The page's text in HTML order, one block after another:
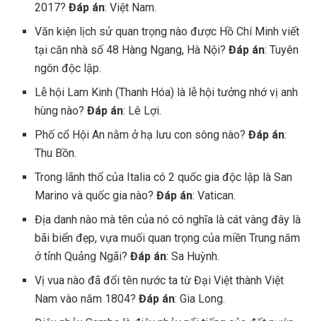
2017?Đáp án: Việt Nam.
Văn kiện lịch sử quan trọng nào được Hồ Chí Minh viết
tại căn nhà số 48 Hàng Ngang, Hà Nội?Đáp án: Tuyên
ngôn độc lập.
Lễ hội Lam Kinh (Thanh Hóa) là lễ hội tưởng nhớ vị anh
hùng nào?Đáp án: Lê Lợi.
Phố cổ Hội An nằm ở hạ lưu con sông nào?Đáp án:
Thu Bồn.
Trong lãnh thổ của Italia có 2 quốc gia độc lập là San
Marino và quốc gia nào?Đáp án: Vatican.
Địa danh nào mà tên của nó có nghĩa là cát vàng đây là
bãi biển đẹp, vựa muối quan trọng của miền Trung năm
ở tỉnh Quảng Ngãi?Đáp án: Sa Huỳnh.
Vị vua nào đã đổi tên nước ta từ Đại Việt thành Việt
Nam vào năm 1804?Đáp án: Gia Long.